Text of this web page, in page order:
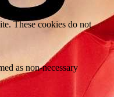
These cookies do not
as non-necessary